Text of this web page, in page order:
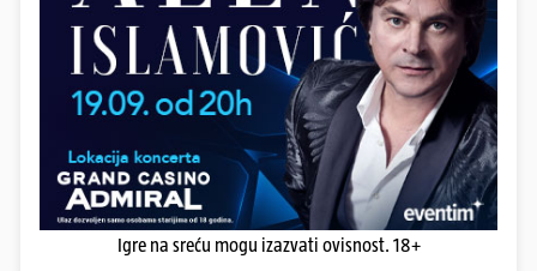
Igre na sreću mogu izazvati ovisnost. 18+